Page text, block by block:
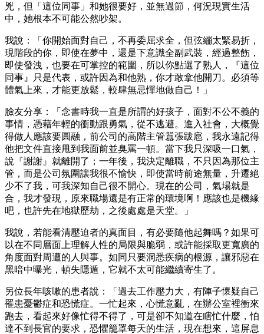
兇，但「這位同事」和她很要好，並無過節，何況現實生活
中，她根本不可能公然吵架。
我說：「你開始面對自己，不再委屈求全，但弦繃太緊易折，
現階段的你，即使在夢中，還是下意識全副武裝，經過整飭，
即使發洩，也要在可掌控的範圍，所以你點選了熟人，『這位
同事』只是代表，或許因為和他熟，你才敢拿他開刀。必須等
體氣上來，才能更放鬆，較肆無忌憚地做自己！」
臉友分享：「念書時我一直是所謂的好孩子，面對不公不義的
事情，憑藉年輕的衝動跟勇氣，從不逃避。進入社會，大概覺
得做人應該要圓融，前公司的高階主管囂張跋扈，我永遠記得
他把文件直接甩到我面前並臭罵一頓。當下我只深吸一口氣，
說『謝謝』就離開了；一年後，我決定離職，不只因為那位主
管，而是公司氛圍讓我很不愉快，即使當時前途無量，升遷絕
少不了我，可我深知自己很不開心。現在的公司，氣場就是
合，我才發現，原來職場還是有正常的環境啊！應該也是機緣
吧，也許先在地獄歷劫，之後處處是天堂。」
我說，若能看清壓迫者的真面目，有必要隨他起舞嗎？如果可
以在不同層面上理解人性的局限與脆弱，或許能採取更寬廣的
角度面對周遭的人與事。如同只要洞悉疾病的根源，讓邪惡在
黑暗中曝光，頓失隱遁，它就不太可能繼續寄生了。
另位長年咳嗽的患者說：「過去工作壓力大，有陣子懷疑自己
罹患憂鬱症和恐慌症。一忙起來，心慌意亂，在辦公室裡衝來
跑去，看起來好像忙得不得了，可是卻不知道在瞎忙什麼，怕
達不到長官的要求，恐懼籠罩每天的生活，現在想來，這屏息